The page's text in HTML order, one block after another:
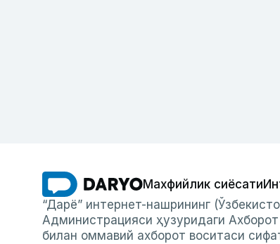
Махфийлик сиёсати
“Дарё” интернет-нашрининг
Администрацияси ҳузуридаги
билан оммавий ахборот воситаси